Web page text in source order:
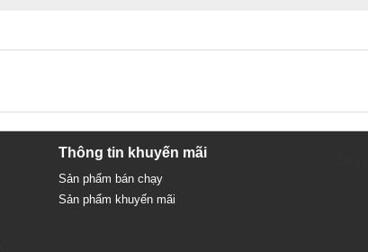
Thông tin khuyến mãi
Sản phẩm bán chạy
Sản phẩm khuyến mãi